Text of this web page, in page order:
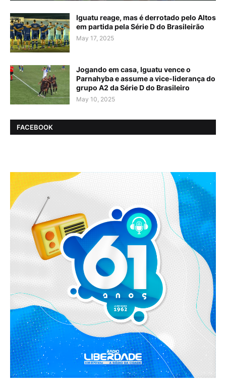
Iguatu reage, mas é derrotado pelo Altos
em partida pela Série D do Brasileirão
May 17, 2025
Jogando em casa, Iguatu vence o
Parnahyba e assume a vice-liderança do
grupo A2 da Série D do Brasileiro
May 10, 2025
FACEBOOK